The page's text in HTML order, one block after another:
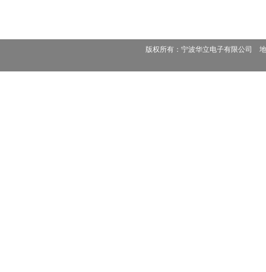
版权所有：宁波华立电子有限公司